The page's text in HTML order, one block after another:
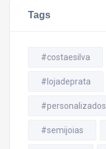
Tags
#costaesilva
#lojadeprata
#personalizados
#semijoias